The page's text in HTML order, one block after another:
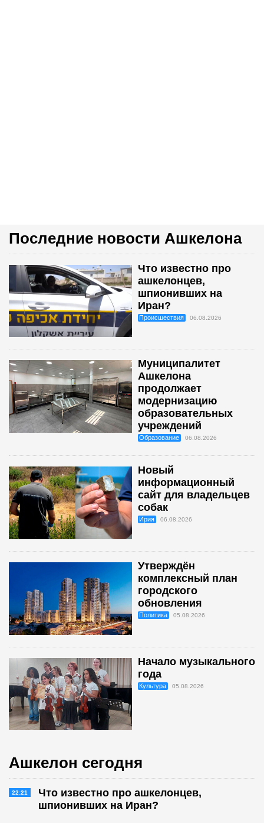
Последние новости Ашкелона
Что известно про
ашкелонцев,
шпионивших на
Иран?
Происшествия 06.08.2026
Муниципалитет
Ашкелона
продолжает
модернизацию
образовательных
учреждений
Образование 06.08.2026
Новый
информационный
сайт для владельцев
собак
Ирия 06.08.2026
Утверждён
комплексный план
городского
обновления
Политика 05.08.2026
Начало музыкального
года
Культура 05.08.2026
Ашкелон сегодня
22:21
Что известно про ашкелонцев,
шпионивших на Иран?